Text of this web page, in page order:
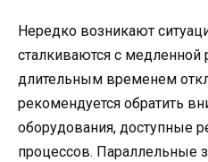
Нередко возникают
сталкиваются с медленной
длительным временем
рекомендуется обратить
оборудования, доступные
процессов. Параллельные